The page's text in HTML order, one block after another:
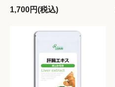
1,700円(税込)